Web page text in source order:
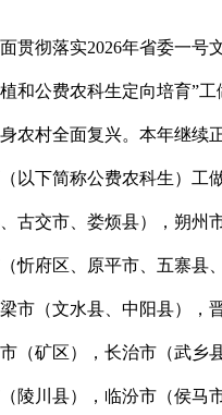
彻落实2026年省委一号
和公费农科生定向培育”
农村全面复兴。本年继续
以下简称公费农科生）工
古交市、娄烦县），朔州
忻府区、原平市、五寨县
市（文水县、中阳县），
（矿区），长治市（武乡
陵川县），临汾市（侯马